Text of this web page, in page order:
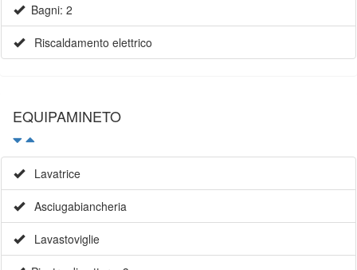
Bagni: 2
Riscaldamento elettrico
EQUIPAMINETO
Lavatrice
Asciugabiancheria
Lavastoviglie